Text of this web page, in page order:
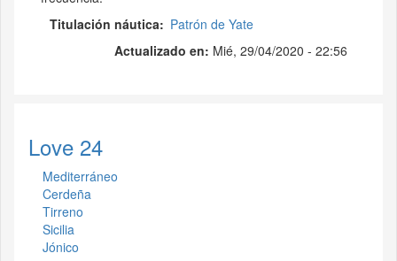
Titulación náutica
Patrón de Yate
Actualizado en: Mié, 29/04/2020 - 22:56
Love 24
Mediterráneo
Cerdeña
Tirreno
Sicilia
Jónico